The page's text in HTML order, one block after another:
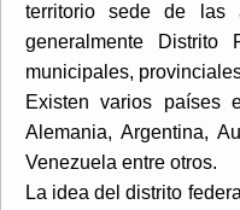
territorio sede de las
generalmente
municipales,
Existen varios países
Alemania, Argentina,
Venezuela entre otros.
La idea del distrito